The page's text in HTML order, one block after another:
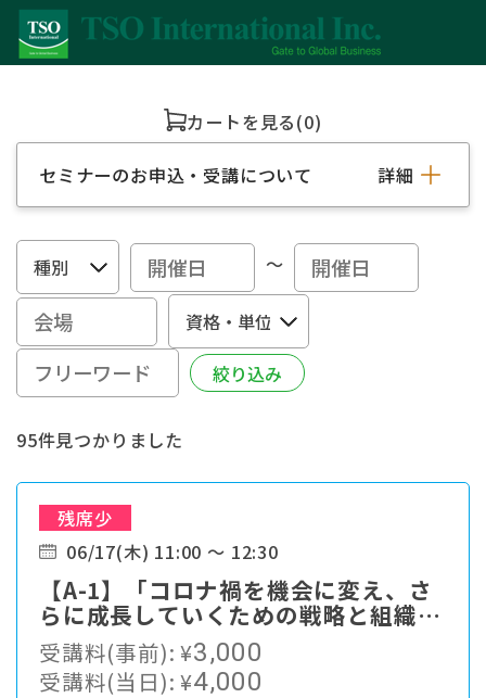
カートを見る(0)
セミナーのお申込・受講について 詳細
～
95件見つかりました
残席少
06/17(木) 11:00 ～ 12:30
【A-1】「コロナ禍を機会に変え、さ
らに成長していくための戦略と組織づ
くり」
受講料(事前):¥3,000
受講料(当日):¥4,000